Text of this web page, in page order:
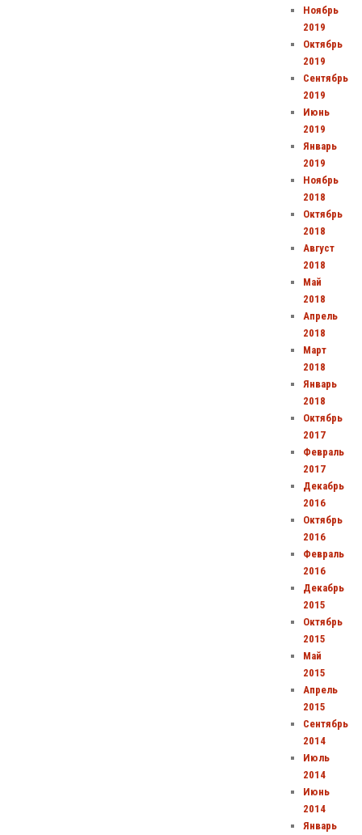
Ноябрь
2019
Октябрь
2019
Сентябрь
2019
Июнь
2019
Январь
2019
Ноябрь
2018
Октябрь
2018
Август
2018
Май
2018
Апрель
2018
Март
2018
Январь
2018
Октябрь
2017
Февраль
2017
Декабрь
2016
Октябрь
2016
Февраль
2016
Декабрь
2015
Октябрь
2015
Май
2015
Апрель
2015
Сентябрь
2014
Июль
2014
Июнь
2014
Январь